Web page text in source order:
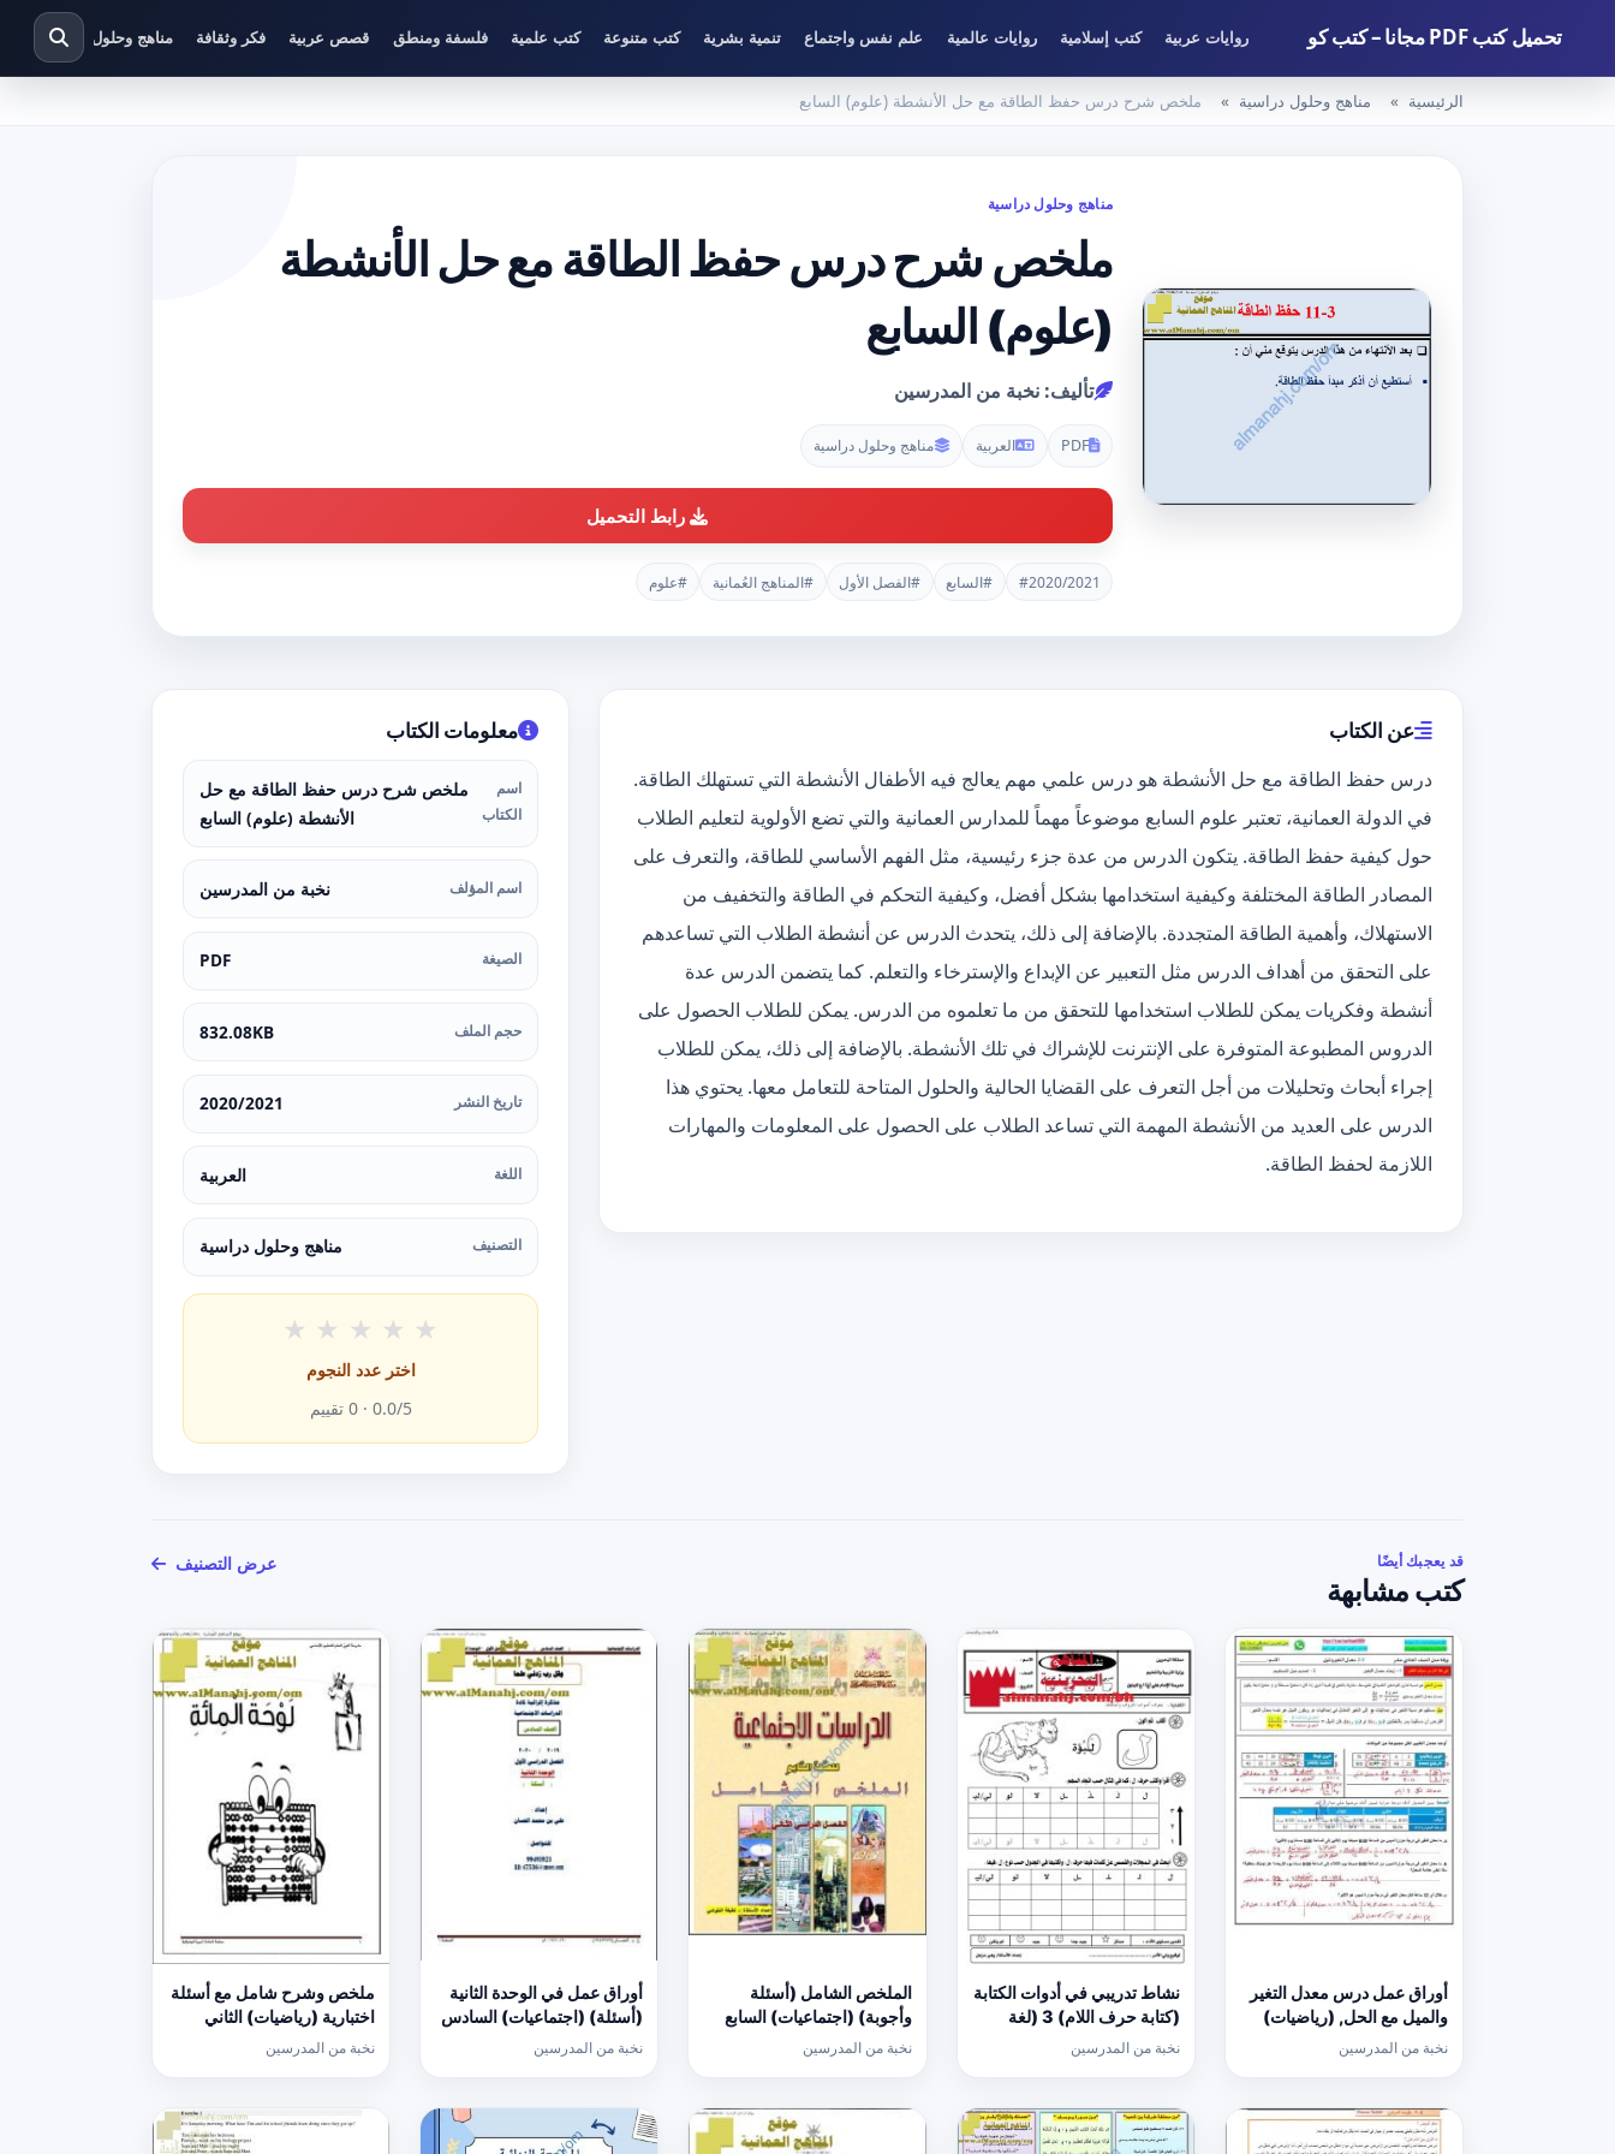
تحميل كتب PDF مجانا – كتب كو روايات عربية كتب إسلامية روايات عالمية علم نفس واجتماع تنمية بشرية كتب متنوعة كتب علمية فلسفة ومنطق قصص عربية فكر وثقافة مناهج وحلول دراسية
الرئيسية مناهج وحلول دراسية ملخص شرح درس حفظ الطاقة مع حل الأنشطة (علوم) السابع
مناهج وحلول دراسية
ملخص شرح درس حفظ الطاقة مع حل الأنشطة
(علوم) السابع
تأليف: نخبة من المدرسين
PDF العربية مناهج وحلول دراسية
رابط التحميل
#2020/2021 #السابع #الفصل الأول #المناهج العُمانية #علوم
عن الكتاب
درس حفظ الطاقة مع حل الأنشطة هو درس علمي مهم يعالج فيه الأطفال الأنشطة التي تستهلك الطاقة.
في الدولة العمانية، تعتبر علوم السابع موضوعاً مهماً للمدارس العمانية والتي تضع الأولوية لتعليم الطلاب
حول كيفية حفظ الطاقة. يتكون الدرس من عدة جزء رئيسية، مثل الفهم الأساسي للطاقة، والتعرف على
المصادر الطاقة المختلفة وكيفية استخدامها بشكل أفضل، وكيفية التحكم في الطاقة والتخفيف من
الاستهلاك، وأهمية الطاقة المتجددة. بالإضافة إلى ذلك، يتحدث الدرس عن أنشطة الطلاب التي تساعدهم
على التحقق من أهداف الدرس مثل التعبير عن الإبداع والإسترخاء والتعلم. كما يتضمن الدرس عدة
أنشطة وفكريات يمكن للطلاب استخدامها للتحقق من ما تعلموه من الدرس. يمكن للطلاب الحصول على
الدروس المطبوعة المتوفرة على الإنترنت للإشراك في تلك الأنشطة. بالإضافة إلى ذلك، يمكن للطلاب
إجراء أبحاث وتحليلات من أجل التعرف على القضايا الحالية والحلول المتاحة للتعامل معها. يحتوي هذا
الدرس على العديد من الأنشطة المهمة التي تساعد الطلاب على الحصول على المعلومات والمهارات
اللازمة لحفظ الطاقة.
معلومات الكتاب
اسم
الكتاب
ملخص شرح درس حفظ الطاقة مع حل
الأنشطة (علوم) السابع
اسم المؤلف نخبة من المدرسين
الصيغة PDF
حجم الملف 832.08KB
تاريخ النشر 2020/2021
اللغة العربية
التصنيف مناهج وحلول دراسية
★ ★ ★ ★ ★
اختر عدد النجوم
0.0/5 ·
0 تقييم
قد يعجبك أيضًا
كتب مشابهة
عرض التصنيف
أوراق عمل درس معدل التغير
والميل مع الحل, (رياضيات)
الحادي عشر العام
نخبة من المدرسين
نشاط تدريبي في أدوات الكتابة
(كتابة حرف اللام) 3 (لغة
عربية) الأول
نخبة من المدرسين
الملخص الشامل (أسئلة
وأجوبة) (اجتماعيات) السابع
نخبة من المدرسين
أوراق عمل في الوحدة الثانية
(أسئلة) (اجتماعيات) السادس
نخبة من المدرسين
ملخص وشرح شامل مع أسئلة
اختبارية (رياضيات) الثاني
نخبة من المدرسين